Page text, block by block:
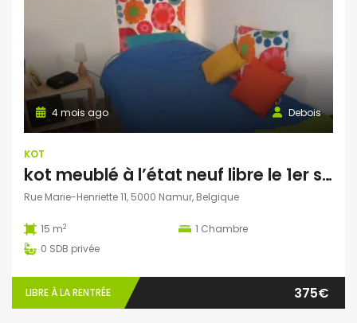
Debois
4 mois ago
KOT
kot meublé à l’état neuf libre le 1er septembre
Rue Marie-Henriette 11, 5000 Namur, Belgique
15 m2 1 Chambre
0 SDB privée
LIBRE À LA RENTRÉE 375€